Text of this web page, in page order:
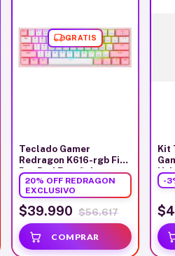
GRATIS
Teclado Gamer
Redragon K616-rgb Fizz
Pro Red Español
White/Pink
20% OFF REDRAGON
EXCLUSIVO
$39.990 $56.617
Kit
-3